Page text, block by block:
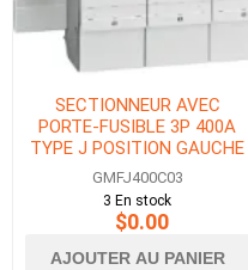
SECTIONNEUR AVEC
PORTE-FUSIBLE 3P 400A
TYPE J POSITION GAUCHE
GMFJ400C03
3 En stock
$0.00
AJOUTER AU PANIER